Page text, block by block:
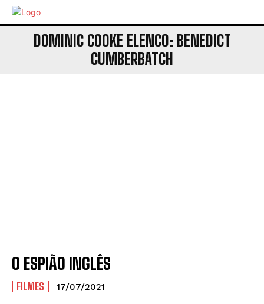
DOMINIC COOKE ELENCO: BENEDICT
CUMBERBATCH
O ESPIÃO INGLÊS
FILMES 17/07/2021